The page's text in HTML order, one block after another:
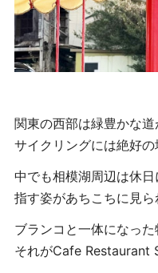
関東の西部は緑豊かな
サイクリングには絶好の
中でも相模湖周辺は休
指す姿があちこちに見ら
ブランコと一体になった
それがCafe Restaurant